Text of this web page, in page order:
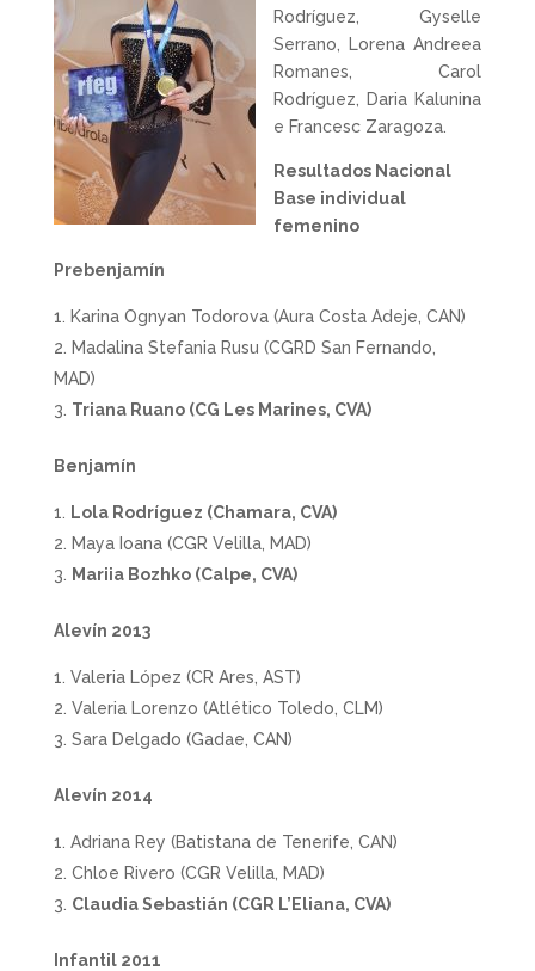
Rodríguez, Gyselle
Serrano, Lorena Andreea
Romanes, Carol
Rodríguez, Daria Kalunina
e Francesc Zaragoza.
Resultados Nacional
Base individual
femenino
Prebenjamín
Karina Ognyan Todorova (Aura Costa Adeje, CAN)
Madalina Stefania Rusu (CGRD San Fernando,
MAD)
Triana Ruano (CG Les Marines, CVA)
Benjamín
Lola Rodríguez (Chamara, CVA)
Maya Ioana (CGR Velilla, MAD)
Mariia Bozhko (Calpe, CVA)
Alevín 2013
Valeria López (CR Ares, AST)
Valeria Lorenzo (Atlético Toledo, CLM)
Sara Delgado (Gadae, CAN)
Alevín 2014
Adriana Rey (Batistana de Tenerife, CAN)
Chloe Rivero (CGR Velilla, MAD)
Claudia Sebastián (CGR L’Eliana, CVA)
Infantil 2011